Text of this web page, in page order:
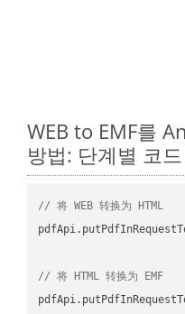
WEB to EMF를
방법: 단계별 코
// 将 WEB 转换为 HTML
// 将 HTML 转换为 EMF